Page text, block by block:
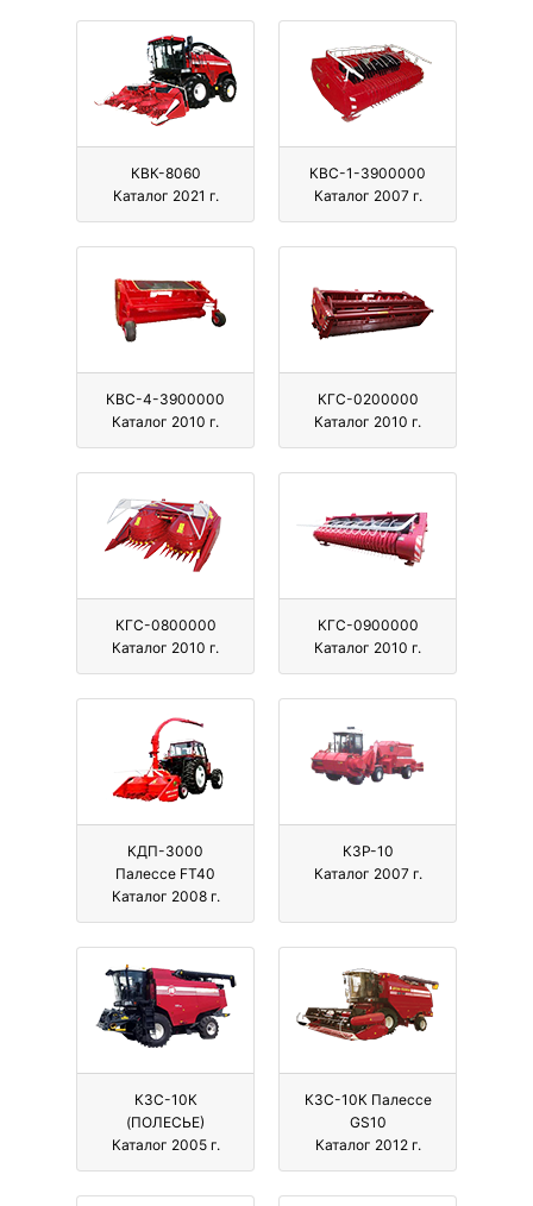
КВК-8060
Каталог 2021 г.
КВС-1-3900000
Каталог 2007 г.
КВС-4-3900000
Каталог 2010 г.
КГС-0200000
Каталог 2010 г.
КГС-0800000
Каталог 2010 г.
КГС-0900000
Каталог 2010 г.
КДП-3000
Палессе FT40
Каталог 2008 г.
КЗР-10
Каталог 2007 г.
КЗС-10К
(ПОЛЕСЬЕ)
Каталог 2005 г.
КЗС-10К Палессе
GS10
Каталог 2012 г.